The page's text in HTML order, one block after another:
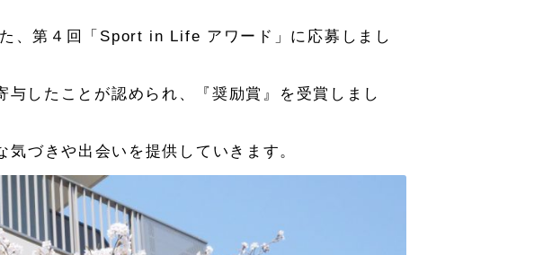
、第４回「Sport in Life アワード」に応募しまし
したことが認められ、『奨励賞』を受賞しまし
づきや出会いを提供していきます。